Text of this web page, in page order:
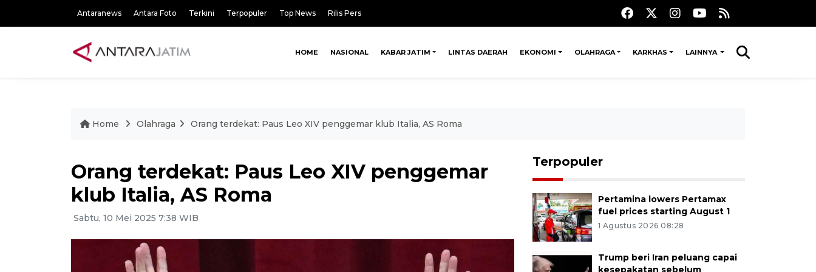
Antaranews Antara Foto Terkini Terpopuler Top News Rilis Pers
HOME NASIONAL KABAR JATIM LINTAS DAERAH EKONOMI OLAHRAGA KARKHAS LAINNYA
Home Olahraga Orang terdekat: Paus Leo XIV penggemar klub Italia, AS Roma
Orang terdekat: Paus Leo XIV penggemar
klub Italia, AS Roma
Sabtu, 10 Mei 2025 7:38 WIB
Terpopuler
Pertamina lowers Pertamax
fuel prices starting August 1
1 Agustus 2026 08:28
Trump beri Iran peluang capai
kesepakatan sebelum